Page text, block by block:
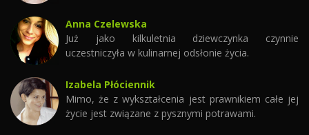
Anna Czelewska
Już jako kilkuletnia dziewczynka czynnie
uczestniczyła w kulinarnej odsłonie życia.
Izabela Płóciennik
Mimo, że z wykształcenia jest prawnikiem całe jej
życie jest związane z pysznymi potrawami.